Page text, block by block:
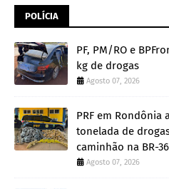
POLÍCIA
PF, PM/RO e
kg de drogas
Agosto 07, 2026
PRF em Rondônia
tonelada de
caminhão na BR-
Agosto 07, 2026